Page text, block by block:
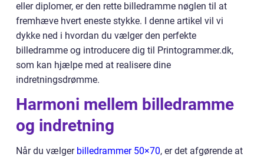
eller diplomer, er den rette billedramme nøglen til at
fremhæve hvert eneste stykke. I denne artikel vil vi
dykke ned i hvordan du vælger den perfekte
billedramme og introducere dig til Printogrammer.dk,
som kan hjælpe med at realisere dine
indretningsdrømme.
Harmoni mellem billedramme
og indretning
Når du vælger billedrammer 50×70, er det afgørende at